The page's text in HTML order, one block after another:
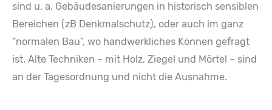
sind u. a. Gebäudesanierungen in historisch sensiblen
Bereichen (zB Denkmalschutz), oder auch im ganz
“normalen Bau”, wo handwerkliches Können gefragt
ist. Alte Techniken – mit Holz, Ziegel und Mörtel – sind
an der Tagesordnung und nicht die Ausnahme.